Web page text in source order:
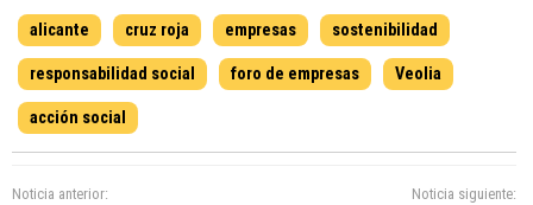
alicante cruz roja empresas sostenibilidad
responsabilidad social foro de empresas Veolia
acción social
Noticia anterior: Noticia siguiente: